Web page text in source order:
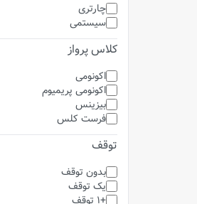
چارتری
سیستمی
کلاس پرواز
اکونومی
اکونومی پریمیوم
بیزینس
فرست کلس
توقف
بدون توقف
یک توقف
+1 توقف